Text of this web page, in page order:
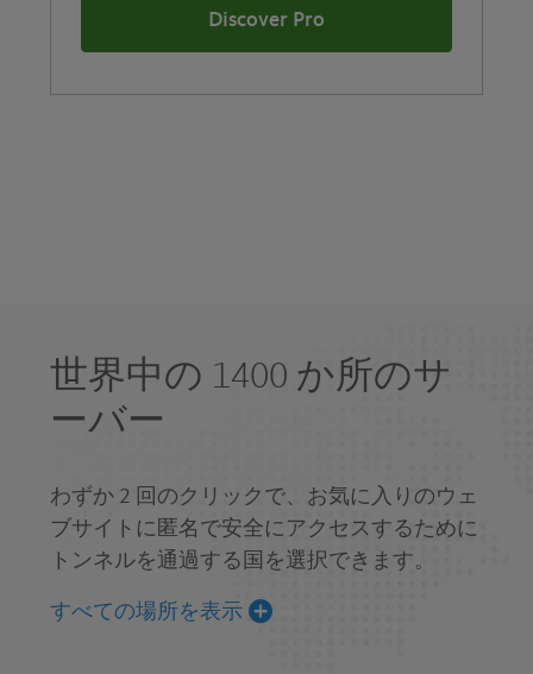
Discover Pro
世界中の 1400 か所のサ
ーバー
わずか 2 回のクリックで、お気に入りのウェ
ブサイトに匿名で安全にアクセスするために
トンネルを通過する国を選択できます。
すべての場所を表示